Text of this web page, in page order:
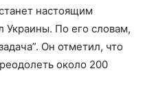
настоящим
Украины. По его словам,
Он отметил, что
около 200